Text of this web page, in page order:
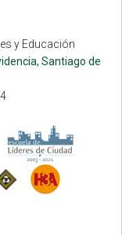
y Educación
Santiago de